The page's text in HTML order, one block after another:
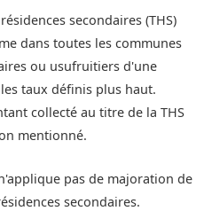
secondaires (THS)
dans toutes les communes
ou usufruitiers d'une
taux définis plus haut.
collecté au titre de la THS
mentionné.
pas de majoration de
secondaires.